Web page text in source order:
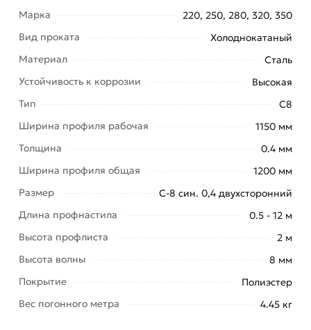
к механическим повреждениям и коррозии.
используется при широком спектре
строительных работ — от возведения и ремонта
заборов до организации масштабных работ по
покрытию кровли.
Где можно применять профнастил цветной:
строительство
заграждений
заборов;
в
качестве
для стен
зданий и
Марка
220, 250, 280, 320, 350
Вид проката
Холоднокатаный
Материал
Сталь
Устойчивость к коррозии
Высокая
Тип
С8
Ширина профиля рабочая
1150 мм
Толщина
0.4 мм
Ширина профиля общая
1200 мм
Размер
С-8 син. 0,4 двухсторонний
Длина профнастила
0.5 - 12 м
Высота профлиста
2 м
Высота волны
8 мм
Покрытие
Полиэстер
Вес погонного метра
4.45 кг